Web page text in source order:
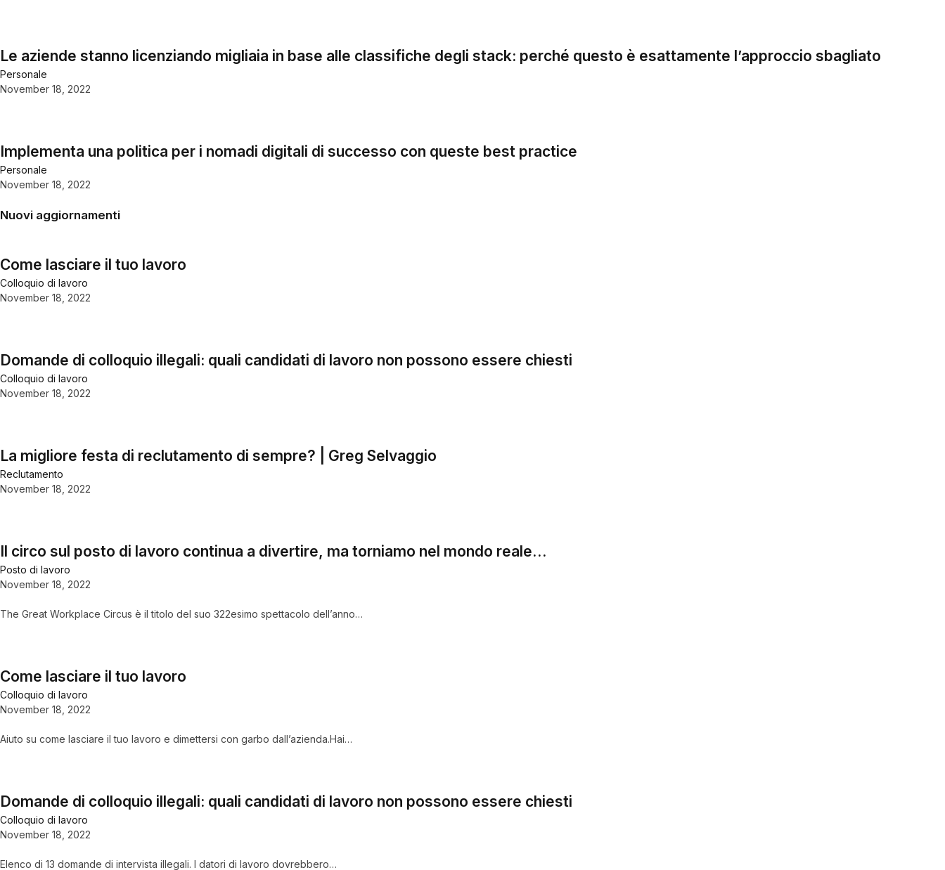
Le aziende stanno licenziando migliaia in base alle classifiche degli stack: perché questo è esattamente l’approccio sbagliato
Personale
November 18, 2022
Implementa una politica per i nomadi digitali di successo con queste best practice
Personale
November 18, 2022
Nuovi aggiornamenti
Come lasciare il tuo lavoro
Colloquio di lavoro
November 18, 2022
Domande di colloquio illegali: quali candidati di lavoro non possono essere chiesti
Colloquio di lavoro
November 18, 2022
La migliore festa di reclutamento di sempre? | Greg Selvaggio
Reclutamento
November 18, 2022
Il circo sul posto di lavoro continua a divertire, ma torniamo nel mondo reale…
Posto di lavoro
November 18, 2022
The Great Workplace Circus è il titolo del suo 322esimo spettacolo dell’anno…
Come lasciare il tuo lavoro
Colloquio di lavoro
November 18, 2022
Aiuto su come lasciare il tuo lavoro e dimettersi con garbo dall’azienda.Hai…
Domande di colloquio illegali: quali candidati di lavoro non possono essere chiesti
Colloquio di lavoro
November 18, 2022
Elenco di 13 domande di intervista illegali. I datori di lavoro dovrebbero…